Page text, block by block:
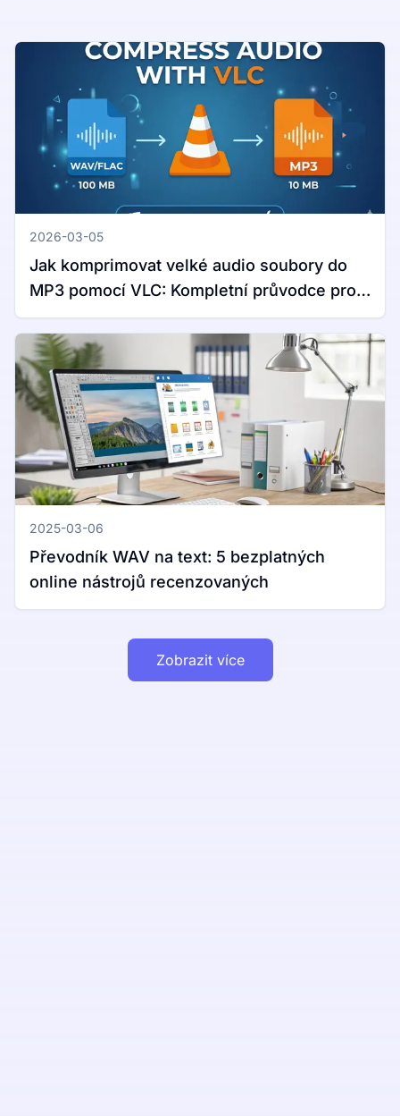
2026-03-05
Jak komprimovat velké audio soubory do
MP3 pomocí VLC: Kompletní průvodce pro
Windows a Mac
2025-03-06
Převodník WAV na text: 5 bezplatných
online nástrojů recenzovaných
Zobrazit více